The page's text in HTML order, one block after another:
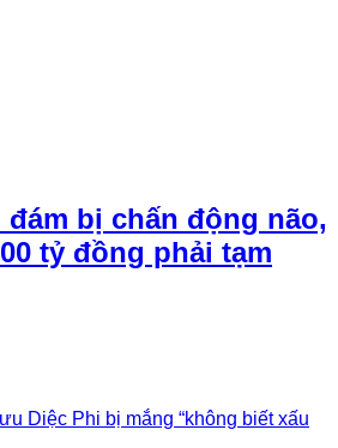
bị chấn động não,
tỷ đồng phải tạm
Diệc Phi bị mắng “không biết xấu